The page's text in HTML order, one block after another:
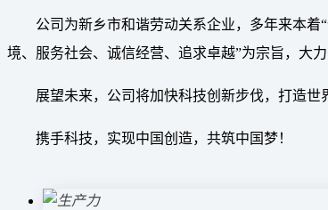
公司为新乡市和谐劳动关系企业，多年来本
境、服务社会、诚信经营、追求卓越”为宗旨，大
展望未来，公司将加快科技创新步伐，打造世
携手科技，实现中国创造，共筑中国梦！